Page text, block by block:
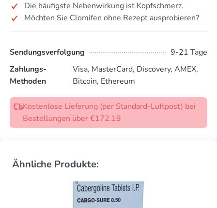
Die häufigste Nebenwirkung ist Kopfschmerz.
Möchten Sie Clomifen ohne Rezept ausprobieren?
Sendungsverfolgung
9-21 Tage
Zahlungs-
Methoden
Visa, MasterCard, Discovery, AMEX,
Bitcoin, Ethereum
Kostenlose Lieferung (per Standard-Luftpost) bei
Bestellungen über €172.19
Ähnliche Produkte: